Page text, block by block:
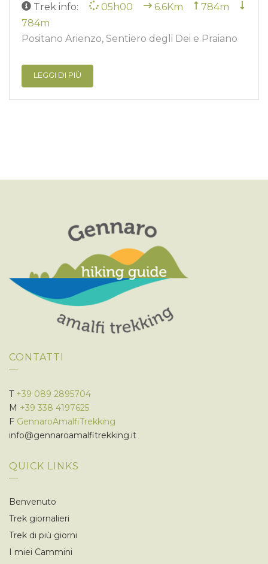
Trek info:
05h00 6.6Km
784m
784m
Positano Arienzo, Sentiero degli Dei e Praiano
LEGGI DI PIÙ
CONTATTI
T +39 089 2895704
M +39 338 4197625
F GennaroAmalfiTrekking
info@gennaroamalfitrekking.it
QUICK LINKS
Benvenuto
Trek giornalieri
Trek di più giorni
I miei Cammini